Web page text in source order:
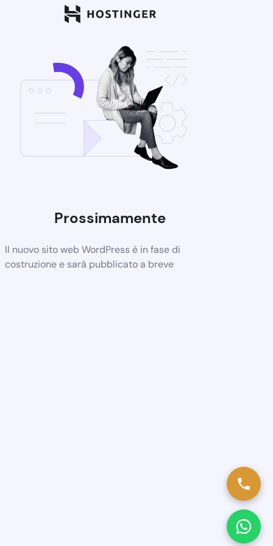
Prossimamente
Il nuovo sito web WordPress è in fase di
costruzione e sarà pubblicato a breve